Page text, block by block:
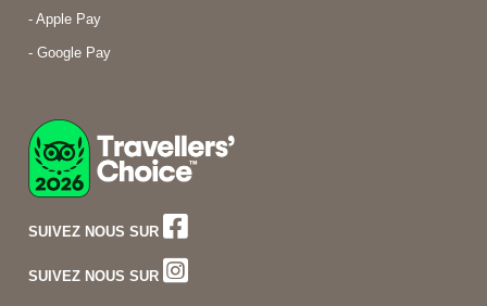
- Apple Pay
- Google Pay
SUIVEZ NOUS SUR
SUIVEZ NOUS SUR